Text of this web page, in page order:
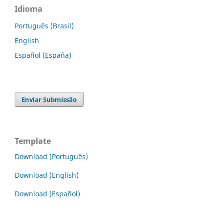
Idioma
Português (Brasil)
English
Español (España)
Enviar Submissão
Template
Download (Português)
Download (English)
Download (Español)